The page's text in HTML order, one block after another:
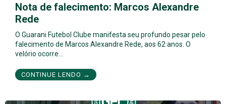
Nota de falecimento: Marcos Alexandre
Rede
O Guarani Futebol Clube manifesta seu profundo pesar pelo
falecimento de Marcos Alexandre Rede, aos 62 anos. O
velório ocorre…
CONTINUE LENDO →